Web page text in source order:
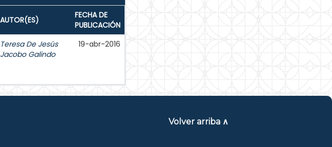
AUTOR(ES)
FECHA DE
PUBLICACIÓN
Teresa De Jesús
Jacobo Galindo
19-abr-2016
Volver arriba ∧